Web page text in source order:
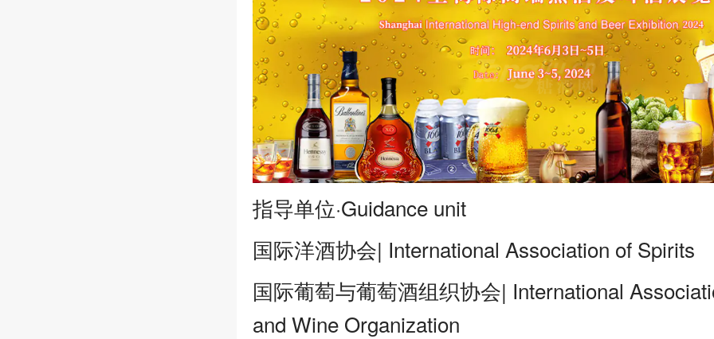
指导单位·Guidance unit
国际洋酒协会| International Association of Spirits
国际葡萄与葡萄酒组织协会| International
and Wine Organization